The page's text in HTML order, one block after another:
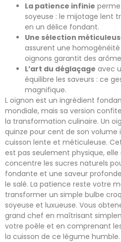
La patience infinie
soyeuse : le mijotage lent
en un délice fondant.
Une sélection
assurent une
oignons garantit des
L’art du déglaçage avec
équilibre les saveurs : ce
magnifique.
L oignon est un ingrédient
mondiale, mais sa version
la transformation culinaire. Un
quinze pour cent de son volume
cuisson lente et méticuleuse.
est pas seulement physique,
concentre les sucres naturels
fondante et une saveur
le salé. La patience reste votre
transformer un simple bulbe
soyeuse et luxueuse. Vous
grand chef en maîtrisant
votre poêle et en comprenant
la cuisson de ce légume humble.